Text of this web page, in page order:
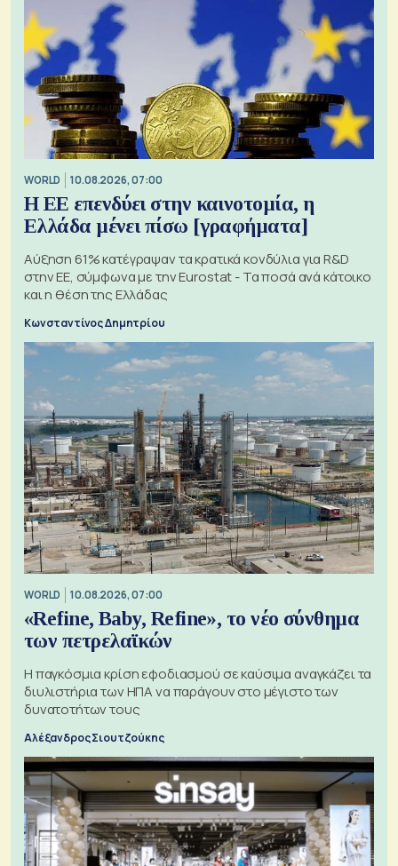
WORLD 10.08.2026, 07:00
Η ΕΕ επενδύει στην καινοτομία, η
Ελλάδα μένει πίσω [γραφήματα]
Αύξηση 61% κατέγραψαν τα κρατικά κονδύλια για R&D
στην ΕΕ, σύμφωνα με την Eurostat - Τα ποσά ανά κάτοικο
και η θέση της Ελλάδας
Κωνσταντίνος Δημητρίου
WORLD 10.08.2026, 07:00
«Refine, Baby, Refine», το νέο σύνθημα
των πετρελαϊκών
Η παγκόσμια κρίση εφοδιασμού σε καύσιμα αναγκάζει τα
διυλιστήρια των ΗΠΑ να παράγουν στο μέγιστο των
δυνατοτήτων τους
Αλέξανδρος Σιουτζούκης